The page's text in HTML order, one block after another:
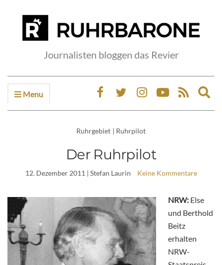
Journalisten bloggen das Revier
Menu
Ruhrgebiet | Ruhrpilot
Der Ruhrpilot
12. Dezember 2011 | Stefan Laurin Keine Kommentare
NRW: Else
und Berthold
Beitz
erhalten
NRW-